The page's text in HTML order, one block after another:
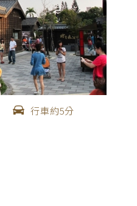
行車約5分